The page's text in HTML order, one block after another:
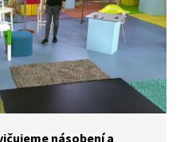
násobení a